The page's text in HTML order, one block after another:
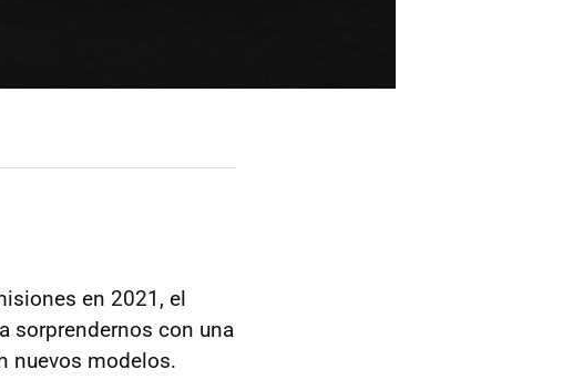
en 2021, el
sorprendernos con una
nuevos modelos.